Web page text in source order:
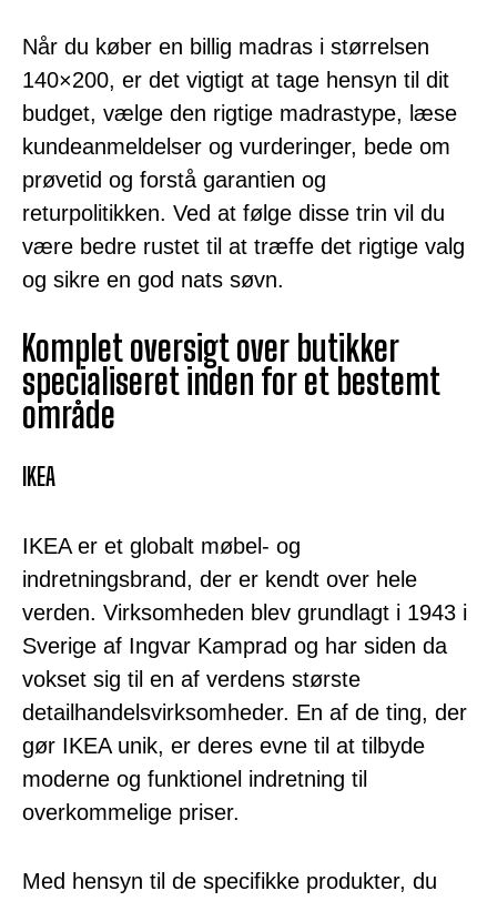
Når du køber en billig madras i størrelsen
140×200, er det vigtigt at tage hensyn til dit
budget, vælge den rigtige madrastype, læse
kundeanmeldelser og vurderinger, bede om
prøvetid og forstå garantien og
returpolitikken. Ved at følge disse trin vil du
være bedre rustet til at træffe det rigtige valg
og sikre en god nats søvn.
Komplet oversigt over butikker
specialiseret inden for et bestemt
område
IKEA
IKEA er et globalt møbel- og
indretningsbrand, der er kendt over hele
verden. Virksomheden blev grundlagt i 1943 i
Sverige af Ingvar Kamprad og har siden da
vokset sig til en af ​​verdens største
detailhandelsvirksomheder. En af de ting, der
gør IKEA unik, er deres evne til at tilbyde
moderne og funktionel indretning til
overkommelige priser.
Med hensyn til de specifikke produkter, du